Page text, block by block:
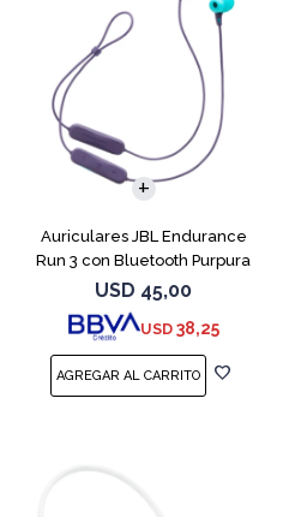
Auriculares JBL Endurance
Run 3 con Bluetooth Purpura
USD 45,00
USD 38,25